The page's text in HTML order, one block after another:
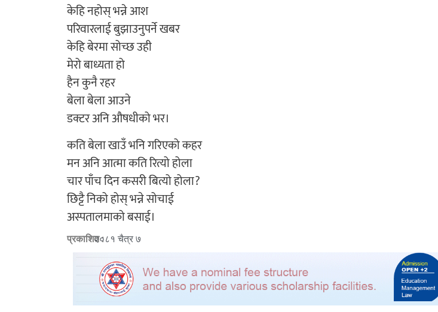
केहि नहोस् भन्ने आश
परिवारलाई बुझाउनुपर्ने खबर
केहि बेरमा सोच्छ उही
मेरो बाध्यता हो
हैन कुनै रहर
बेला बेला आउने
डक्टर अनि औषधीको भर।
कति बेला खाउँ भनि गरिएको कहर
मन अनि आत्मा कति रित्यो होला
चार पाँच दिन कसरी बित्यो होला?
छिट्टै निको होस् भन्ने सोचाई
अस्पतालमाको बसाई।
प्रकाशित :२०८१ चैत्र ७